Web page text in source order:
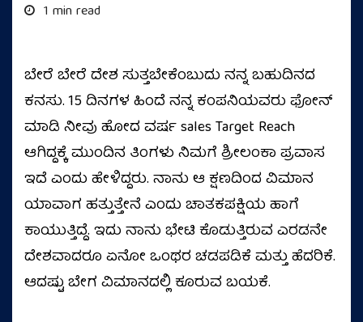
1 min read
ಬೇರೆ ಬೇರೆ ದೇಶ ಸುತ್ತಬೇಕೆಂಬುದು ನನ್ನ ಬಹುದಿನದ
ಕನಸು. 15 ದಿನಗಳ ಹಿಂದೆ ನನ್ನ ಕಂಪನಿಯವರು ಫೋನ್
ಮಾಡಿ ನೀವು ಹೋದ ವರ್ಷ sales Target Reach
ಆಗಿದ್ದಕ್ಕೆ ಮುಂದಿನ ತಿಂಗಳು ನಿಮಗೆ ಶ್ರೀಲಂಕಾ ಪ್ರವಾಸ
ಇದೆ ಎಂದು ಹೇಳಿದ್ದರು. ನಾನು ಆ ಕ್ಷಣದಿಂದ ವಿಮಾನ
ಯಾವಾಗ ಹತ್ತುತ್ತೇನೆ ಎಂದು ಚಾತಕಪಕ್ಷಿಯ ಹಾಗೆ
ಕಾಯುತ್ತಿದ್ದೆ. ಇದು ನಾನು ಭೇಟಿ ಕೊಡುತ್ತಿರುವ ಎರಡನೇ
ದೇಶವಾದರೂ ಏನೋ ಒಂಥರ ಚಡಪಡಿಕೆ ಮತ್ತು ಹೆದರಿಕೆ.
ಆದಷ್ಟು ಬೇಗ ವಿಮಾನದಲ್ಲಿ ಕೂರುವ ಬಯಕೆ.